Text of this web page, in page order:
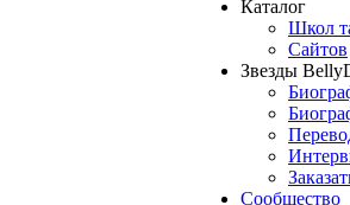
Каталог
Школ
Сайтов
Звезды
Сообщество